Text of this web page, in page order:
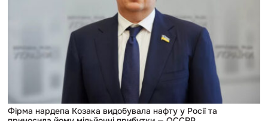
прибутки
Фірма нардепа Козака видобувала нафту у Росії та